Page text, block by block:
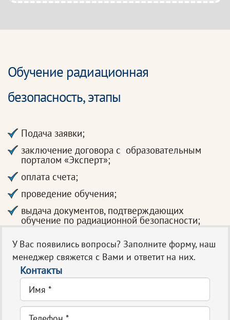
Обучение радиационная
безопасность, этапы
Подача заявки;
заключение договора с образовательным
порталом «Эксперт»;
оплата счета;
проведение обучения;
выдача документов, подтверждающих
обучение по радиационной безопасности;
У Вас появились вопросы? Заполните форму, наш
менеджер свяжется с Вами и ответит на них.
Контакты